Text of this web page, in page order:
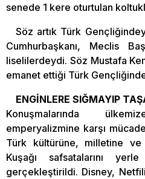
senede 1 kere oturtulan
Söz artık Türk
Cumhurbaşkanı, Meclis
liselilerdeydi. Söz Mustafa
emanet ettiği Türk
ENGİNLERE SIĞMAYIP
Konuşmalarında
emperyalizmine karşı
Türk kültürüne, milletine ve
Kuşağı safsatalarını
gerçekleştirildi. Disney,